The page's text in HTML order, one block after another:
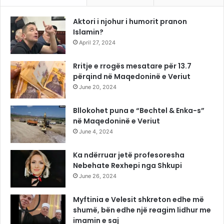
Aktori i njohur i humorit pranon
Islamin?
April 27, 2024
Rritje e rrogës mesatare për 13.7
përqind në Maqedoninë e Veriut
June 20, 2024
Bllokohet puna e “Bechtel & Enka-s”
në Maqedoninë e Veriut
June 4, 2024
Ka ndërruar jetë profesoresha
Nebehate Rexhepi nga Shkupi
June 26, 2024
Myftinia e Velesit shkreton edhe më
shumë, bën edhe një reagim lidhur me
imamin e saj